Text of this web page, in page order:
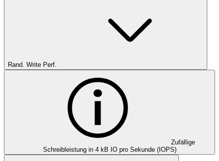
Rand. Write Perf.
Zufällige
Schreibleistung in 4 kB IO pro Sekunde (IOPS)